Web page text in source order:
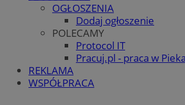
OGŁOSZENIA
Dodaj ogłoszenie
POLECAMY
Protocol IT
Pracuj.pl - praca w
REKLAMA
WSPÓŁPRACA